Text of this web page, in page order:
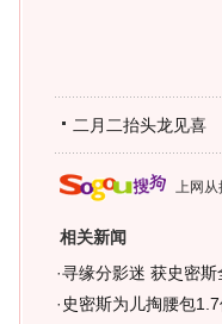
二月二抬头龙见喜
上网从
相关新闻
·寻缘分影迷 获史密
· 史密斯为儿掏腰包